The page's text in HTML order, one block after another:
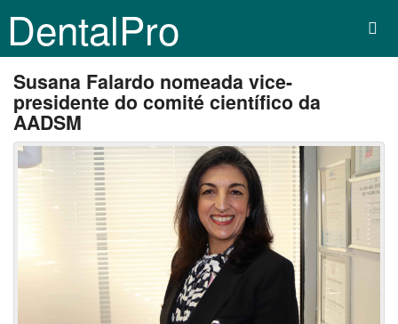
DentalPro
Susana Falardo nomeada vice-
presidente do comité científico da
AADSM